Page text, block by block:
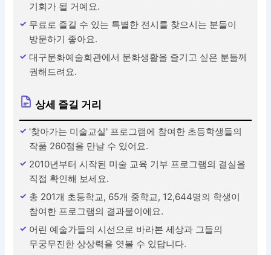
기회가 될 거예요.
무료로 즐길 수 있는 특별한 전시를 찾으시는 분들이
방문하기 좋아요.
대구문화예술회관에서 문화생활을 즐기고 싶은 분들께
권해드려요.
상세 즐길 거리
'찾아가는 미술교실' 프로그램에 참여한 초등학생들의
작품 260점을 만날 수 있어요.
2010년부터 시작된 미술 교육 기부 프로그램의 결실을
직접 확인해 보세요.
총 201개 초등학교, 65개 중학교, 12,644명의 학생이
참여한 프로그램의 결과물이에요.
어린 예술가들의 시선으로 바라본 세상과 그들의
무궁무진한 상상력을 엿볼 수 있답니다.